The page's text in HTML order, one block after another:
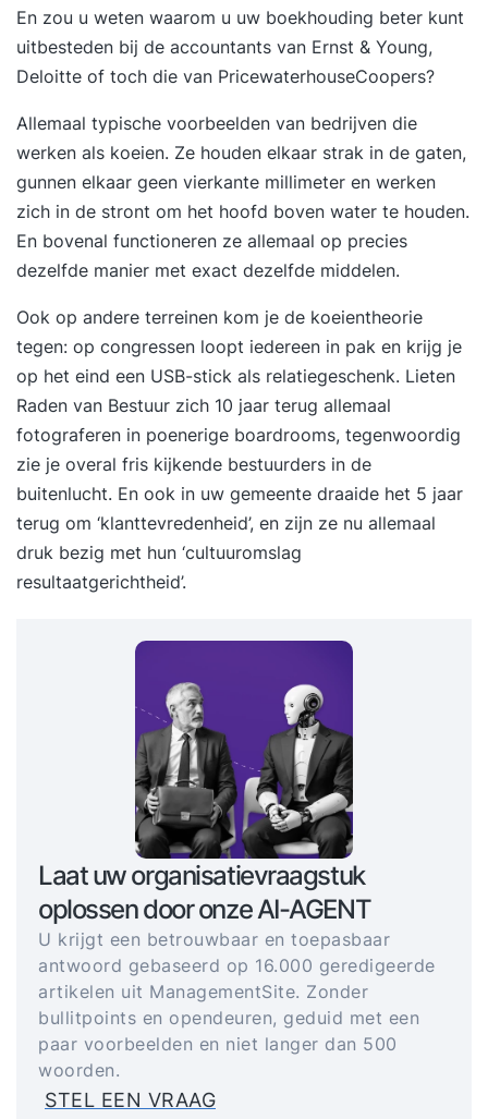
En zou u weten waarom u uw boekhouding beter kunt
uitbesteden bij de accountants van Ernst & Young,
Deloitte of toch die van PricewaterhouseCoopers?
Allemaal typische voorbeelden van bedrijven die
werken als koeien. Ze houden elkaar strak in de gaten,
gunnen elkaar geen vierkante millimeter en werken
zich in de stront om het hoofd boven water te houden.
En bovenal functioneren ze allemaal op precies
dezelfde manier met exact dezelfde middelen.
Ook op andere terreinen kom je de koeientheorie
tegen: op congressen loopt iedereen in pak en krijg je
op het eind een USB-stick als relatiegeschenk. Lieten
Raden van Bestuur zich 10 jaar terug allemaal
fotograferen in poenerige boardrooms, tegenwoordig
zie je overal fris kijkende bestuurders in de
buitenlucht. En ook in uw gemeente draaide het 5 jaar
terug om ‘klanttevredenheid’, en zijn ze nu allemaal
druk bezig met hun ‘cultuuromslag
resultaatgerichtheid’.
Laat uw organisatievraagstuk
oplossen door onze AI-AGENT
U krijgt een betrouwbaar en toepasbaar
antwoord gebaseerd op 16.000 geredigeerde
artikelen uit ManagementSite. Zonder
bullitpoints en opendeuren, geduid met een
paar voorbeelden en niet langer dan 500
woorden.
STEL EEN VRAAG